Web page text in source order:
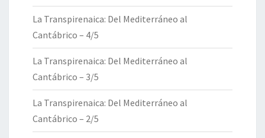
La Transpirenaica: Del Mediterráneo al
Cantábrico – 4/5
La Transpirenaica: Del Mediterráneo al
Cantábrico – 3/5
La Transpirenaica: Del Mediterráneo al
Cantábrico – 2/5